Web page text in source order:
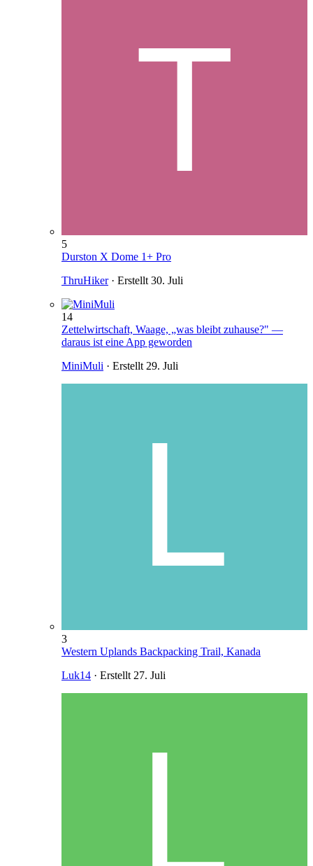
5
Durston X Dome 1+ Pro
ThruHiker· Erstellt30. Juli
14
Zettelwirtschaft, Waage, „was bleibt zuhause?" —
daraus ist eine App geworden
MiniMuli · Erstellt29. Juli
3
Western Uplands Backpacking Trail, Kanada
Luk14 · Erstellt27. Juli